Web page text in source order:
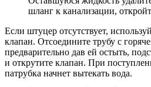
шланг к канализации,
Если штуцер отсутствует,
клапан. Отсоедините трубу с
предварительно дав ей остыть,
и открутите клапан. При
патрубка начнет вытекать вода.